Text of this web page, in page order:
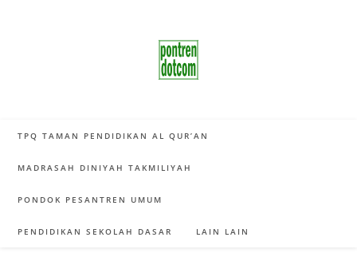
TPQ TAMAN PENDIDIKAN AL QUR’AN
MADRASAH DINIYAH TAKMILIYAH
PONDOK PESANTREN UMUM
PENDIDIKAN SEKOLAH DASAR LAIN LAIN